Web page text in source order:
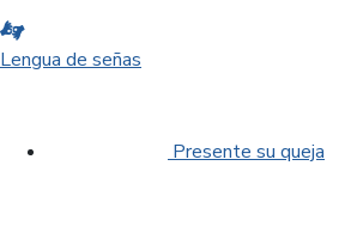
Lengua de señas
Presente su queja